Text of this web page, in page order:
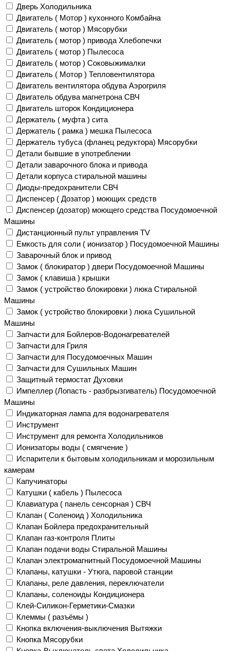
Дверь Холодильника
Двигатель ( Мотор ) кухонного Комбайна
Двигатель ( мотор ) Мясорубки
Двигатель ( мотор ) привода Хлебопечки
Двигатель ( мотор ) Пылесоса
Двигатель ( мотор ) Соковыжималки
Двигатель ( Мотор ) Тепловентилятора
Двигатель вентилятора обдува Аэрогриля
Двигатель обдува магнетрона СВЧ
Двигатель шторок Кондиционера
Держатель ( муфта ) сита
Держатель ( рамка ) мешка Пылесоса
Держатель тубуса (фланец редуктора) Мясорубки
Детали бывшие в употреблении
Детали заварочного блока и привода
Детали корпуса стиральной машины
Диоды-предохранители СВЧ
Диспенсер ( Дозатор ) моющих средств
Диспенсер (дозатор) моющего средства Посудомоечной
Машины
Дистанционный пульт управления TV
Емкость для соли ( ионизатор ) Посудомоечной Машины
Заварочный блок и привод
Замок ( блокиратор ) двери Посудомоечной Машины
Замок ( клавиша ) крышки
Замок ( устройство блокировки ) люка Стиральной
Машины
Замок ( устройство блокировки ) люка Сушильной
Машины
Запчасти для Бойлеров-Водонагревателей
Запчасти для Гриля
Запчасти для Посудомоечных Машин
Запчасти для Сушильных Машин
Защитный термостат Духовки
Импеллер (Лопасть - разбрызгиватель) Посудомоечной
Машины
Индикаторная лампа для водонагревателя
Инструмент
Инструмент для ремонта Холодильников
Ионизаторы воды ( смягчение )
Испарители к бытовым холодильникам и морозильным
камерам
Капучинаторы
Катушки ( кабель ) Пылесоса
Клавиатура ( панель сенсорная ) СВЧ
Клапан ( Соленоид ) Холодильника
Клапан Бойлера предохранительный
Клапан газ-контроля Плиты
Клапан подачи воды Стиральной Машины
Клапан электромагнитный Посудомоечной Машины
Клапаны, катушки - Утюга, паровой станции
Клапаны, реле давления, переключатели
Клапаны, соленоиды Кондиционера
Клей-Силикон-Герметики-Смазки
Клеммы ( разъёмы )
Кнопка включения-выключения Вытяжки
Кнопка Мясорубки